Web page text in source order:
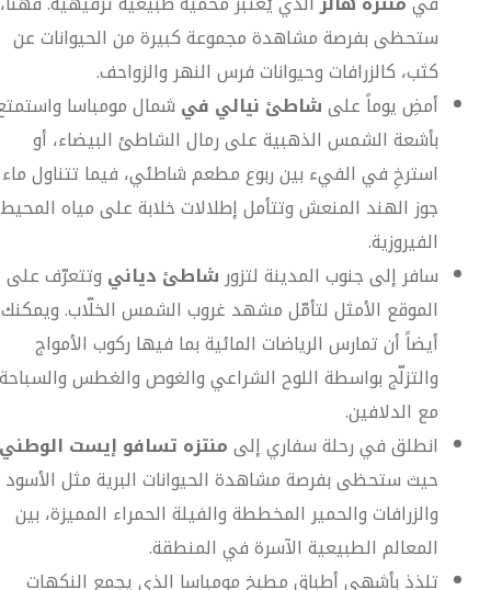
ستحظى بفرصة مشاهدة مجموعة كبيرة من الحيوانات عن
كثب، كالزرافات وحيوانات فرس النهر والزواحف.
أمضِ يوماً علىشاطئ نيالي في شمال مومباسا
بأشعة الشمس الذهبية على رمال الشاطئ البيضاء، أو
استرخِ في الفيء بين ربوع مطعم شاطئي، فيما تتناول ماء
جوز الهند المنعش وتتأمل إطلالات خلابة على مياه المحيط
الفيروزية.
سافر إلى جنوب المدينة لتزور شاطئ دياني وتتعرّف على
الموقع الأمثل لتأمّل مشهد غروب الشمس الخلّاب. ويمكنك
أيضاً أن تمارس الرياضات المائية بما فيها ركوب الأمواج
والتزلّج بواسطة اللوح الشراعي والغوص والغطس والسباحة
مع الدلافين.
انطلق في رحلة سفاري إلىمنتزه تسافو إيست
حيث ستحظى بفرصة مشاهدة الحيوانات البرية مثل الأسود
والزرافات والحمير المخططة والفيلة الحمراء المميزة، بين
المعالم الطبيعية الآسرة في المنطقة.
تلذذ بأشهى أطباق مطبخ مومباسا الذي يجمع النكهات